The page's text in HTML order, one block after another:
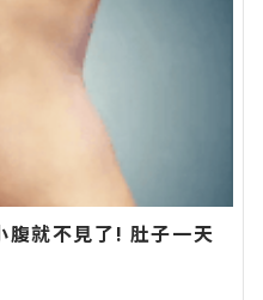
腹就不見了! 肚子一天